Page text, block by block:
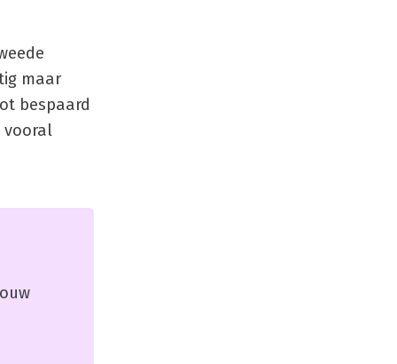
maar
bespaard
vooral